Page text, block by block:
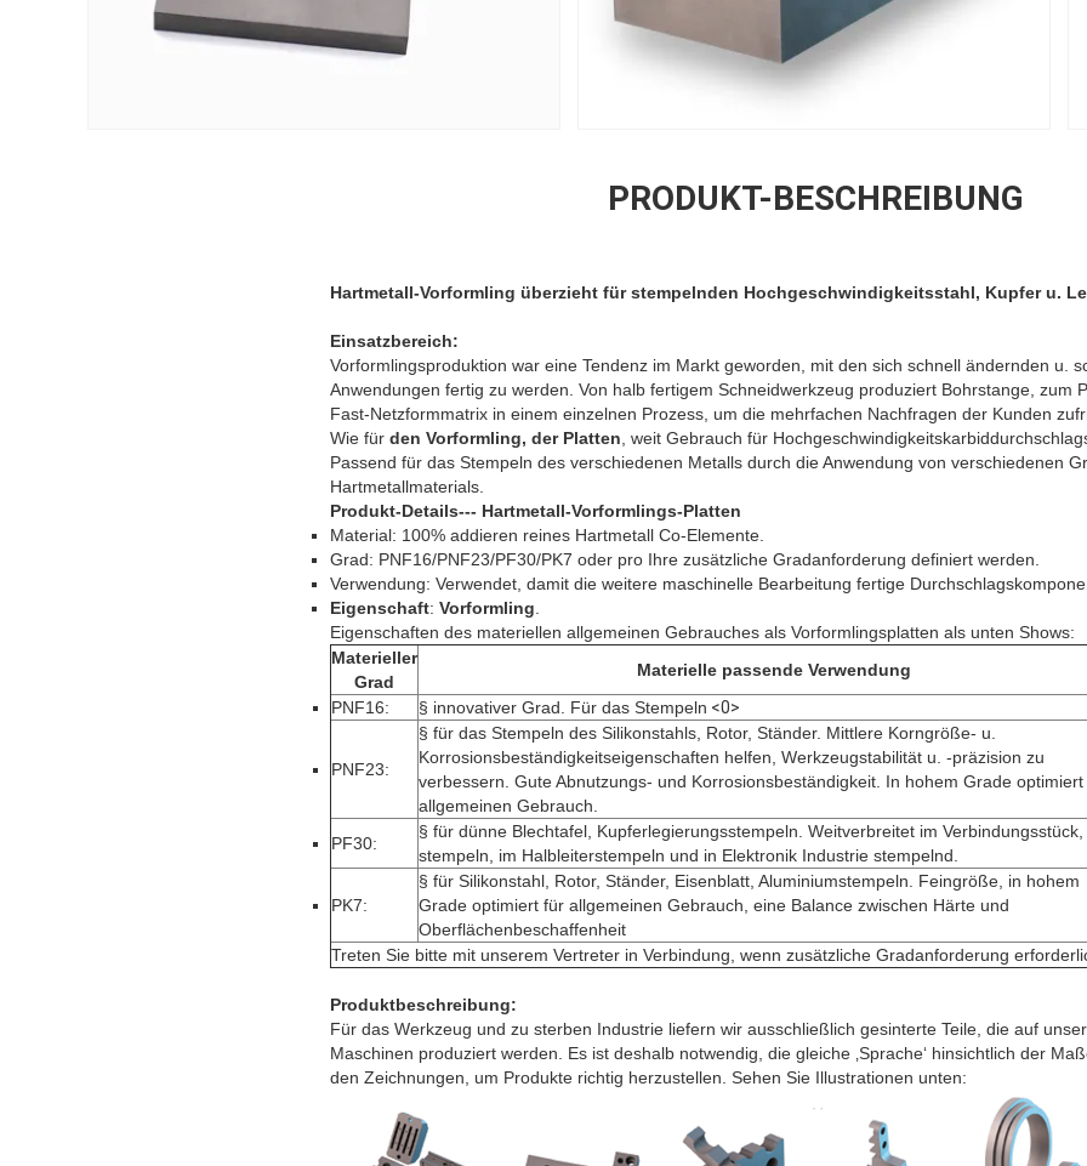
PRODUKT-BESCHREIBUNG
Hartmetall-Vorformling überzieht für stempelnden Hochgeschwindigkeitsstahl, Kupfer u.
Einsatzbereich:
Vorformlingsproduktion war eine Tendenz im Markt geworden, mit den sich schnell ändernden u.
Anwendungen fertig zu werden. Von halb fertigem Schneidwerkzeug produziert Bohrstange, zum
Fast-Netzformmatrix in einem einzelnen Prozess, um die mehrfachen Nachfragen der Kunden
Wie für den Vorformling, der Platten , weit Gebrauch für
Passend für das Stempeln des verschiedenen Metalls durch die Anwendung von verschiedenen
Hartmetallmaterials.
Produkt-Details--- Hartmetall-Vorformlings-Platten
Material: 100% addieren reines Hartmetall Co-Elemente.
Grad: PNF16/PNF23/PF30/PK7 oder pro Ihre zusätzliche Gradanforderung definiert werden.
Verwendung: Verwendet, damit die weitere maschinelle Bearbeitung fertige
Eigenschaft: Vorformling
Eigenschaften des materiellen allgemeinen Gebrauches als Vorformlingsplatten als unten Shows:
Materieller
Grad
Materielle passende Verwendung
PNF16:
§ innovativer Grad. Für das Stempeln <0>
PNF23:
§ für das Stempeln des Silikonstahls, Rotor, Ständer. Mittlere Korngröße- u.
Korrosionsbeständigkeitseigenschaften helfen, Werkzeugstabilität u. -präzision zu
verbessern. Gute Abnutzungs- und Korrosionsbeständigkeit. In hohem Grade
allgemeinen Gebrauch.
PF30:
§ für dünne Blechtafel, Kupferlegierungsstempeln. Weitverbreitet im Verbindungsstück,
stempeln, im Halbleiterstempeln und in Elektronik Industrie stempelnd.
PK7:
§ für Silikonstahl, Rotor, Ständer, Eisenblatt, Aluminiumstempeln. Feingröße, in hohem
Grade optimiert für allgemeinen Gebrauch, eine Balance zwischen Härte und
Oberflächenbeschaffenheit
Treten Sie bitte mit unserem Vertreter in Verbindung, wenn zusätzliche Gradanforderung
Produktbeschreibung:
Für das Werkzeug und zu sterben Industrie liefern wir ausschließlich gesinterte Teile, die auf
Maschinen produziert werden. Es ist deshalb notwendig, die gleiche ‚Sprache‘ hinsichtlich der
den Zeichnungen, um Produkte richtig herzustellen. Sehen Sie Illustrationen unten: